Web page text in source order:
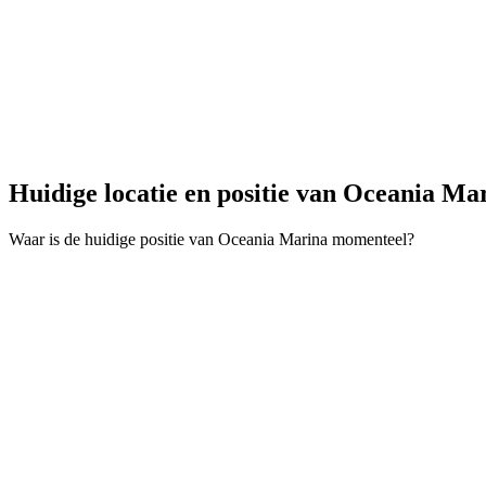
Huidige locatie en positie van Oceania
Waar is de huidige positie van Oceania Marina momenteel?